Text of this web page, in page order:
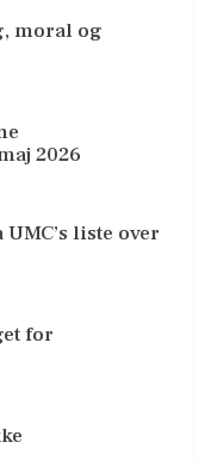
moral og
2026
liste over
for